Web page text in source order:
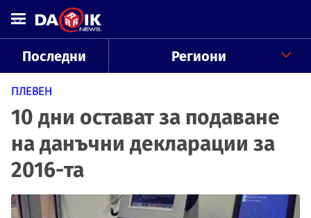
Последни Региони
ПЛЕВЕН
10 дни остават за подаване
на данъчни декларации за
2016-та